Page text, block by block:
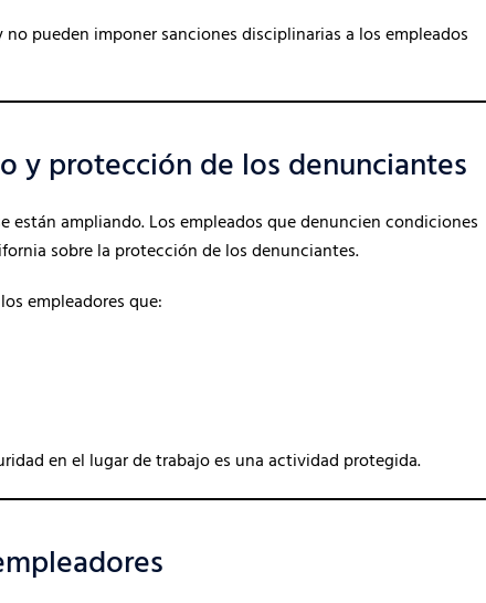
pueden imponer sanciones disciplinarias a los empleados
y protección de los denunciantes
están ampliando. Los empleados que denuncien condiciones
sobre la protección de los denunciantes.
empleadores que:
en el lugar de trabajo es una actividad protegida.